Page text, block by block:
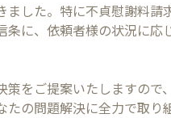
した。特に不貞慰謝料請
に、依頼者様の状況に応
をご提案いたしますので
の問題解決に全力で取り